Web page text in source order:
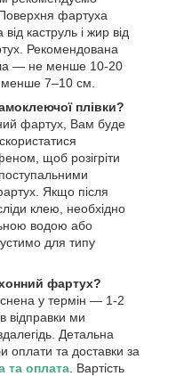
Поверхня фартуха
каструль і жир від
Рекомендована
— не менше 10-20
7–10 см.
плівки?
фартух, Вам буде
щоб розігріти
Якщо після
клею, необхідно
водою або
для типу
фартух?
у термін — 1-2
відправки ми
Детальна
оплати та доставки за
та оплата . Вартість